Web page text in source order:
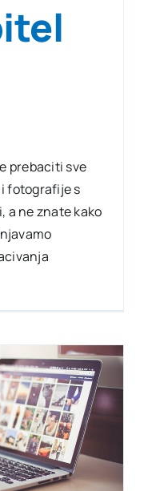
prebaciti sve
fotografije s
a ne znate kako